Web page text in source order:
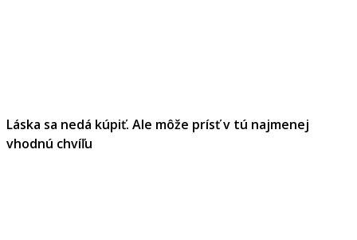
Láska sa nedá kúpiť. Ale môže prísť v tú najmenej
vhodnú chvíľu